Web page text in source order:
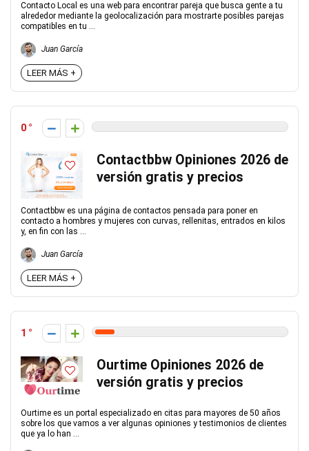
Contacto Local es una web para encontrar pareja que busca gente a tu
alrededor mediante la geolocalización para mostrarte posibles parejas
compatibles en tu ...
Juan García
LEER MÁS +
0
Contactbbw Opiniones 2026 de
versión gratis y precios
Contactbbw es una página de contactos pensada para poner en
contacto a hombres y mujeres con curvas, rellenitas, entrados en kilos
y, en fin con las ...
Juan García
LEER MÁS +
1
Ourtime Opiniones 2026 de
versión gratis y precios
Ourtime es un portal especializado en citas para mayores de 50 años
sobre los que vamos a ver algunas opiniones y testimonios de clientes
que ya lo han ...